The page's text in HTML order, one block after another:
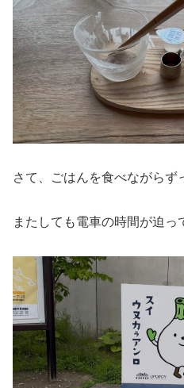
さて、ごはんを食べながら
またしても電車の時間が迫